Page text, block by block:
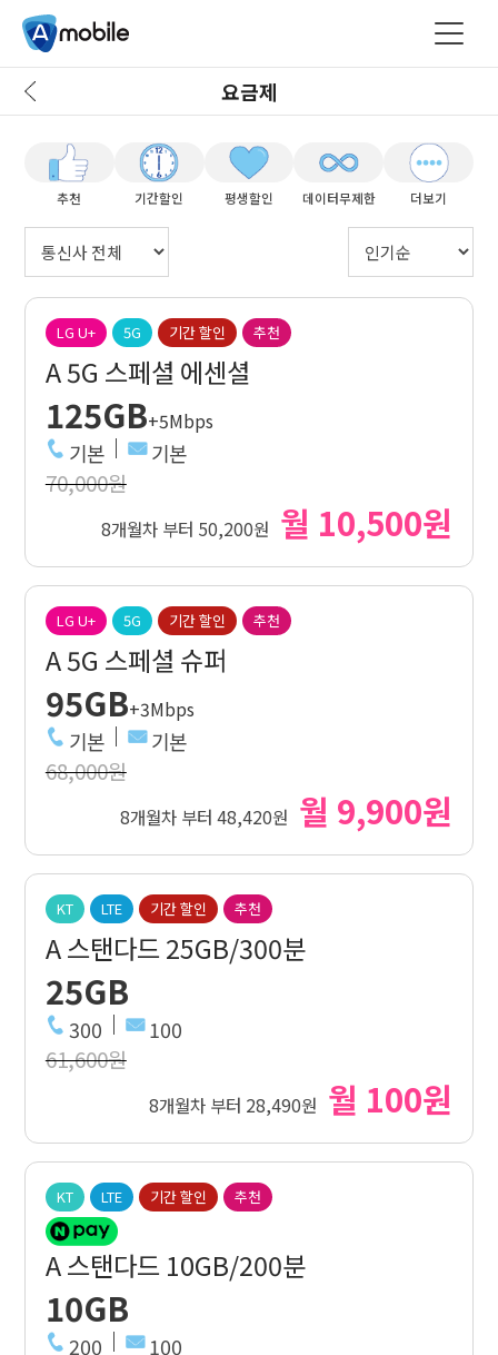
요금제
추천 기간할인 평생할인 데이터무제한 더보기
LG U+ 5G 기간 할인 추천
A 5G 스페셜 에센셜
125GB+5Mbps
기본 기본
70,000원
8개월차 부터 50,200원 월 10,500원
LG U+ 5G 기간 할인 추천
A 5G 스페셜 슈퍼
95GB+3Mbps
기본 기본
68,000원
8개월차 부터 48,420원 월 9,900원
KT LTE 기간 할인 추천
A 스탠다드 25GB/300분
25GB
300 100
61,600원
8개월차 부터 28,490원 월 100원
KT LTE 기간 할인 추천
A 스탠다드 10GB/200분
10GB
200 100